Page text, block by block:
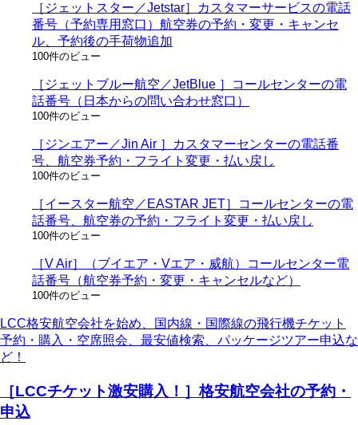
［ジェットスター／Jetstar］カスタマーサービスの電話
番号（予約専用窓口）航空券の予約・変更・キャンセ
ル、予約後の手荷物追加
100件のビュー
［ジェットブルー航空／JetBlue ］コールセンターの電
話番号（日本からの問い合わせ窓口）
100件のビュー
［ジンエアー／Jin Air ］カスタマーセンターの電話番
号、航空券予約・フライト変更・払い戻し
100件のビュー
［イースター航空／EASTAR JET］コールセンターの電
話番号、航空券の予約・フライト変更・払い戻し
100件のビュー
［V Air］（ブイエア・Vエア・威航）コールセンター電
話番号（航空券予約・変更・キャンセルなど）
100件のビュー
LCC格安航空会社を始め、国内線・国際線の飛行機チケット
予約・購入・空席照会、最安値検索、パッケージツアー申込な
ど！
［LCCチケット激安購入！］格安航空会社の予約・
申込